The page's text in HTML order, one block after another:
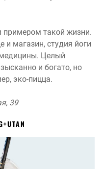
примером такой жизни.
и магазин, студия йоги
Целый
и богато, но
эко-пицца.
39